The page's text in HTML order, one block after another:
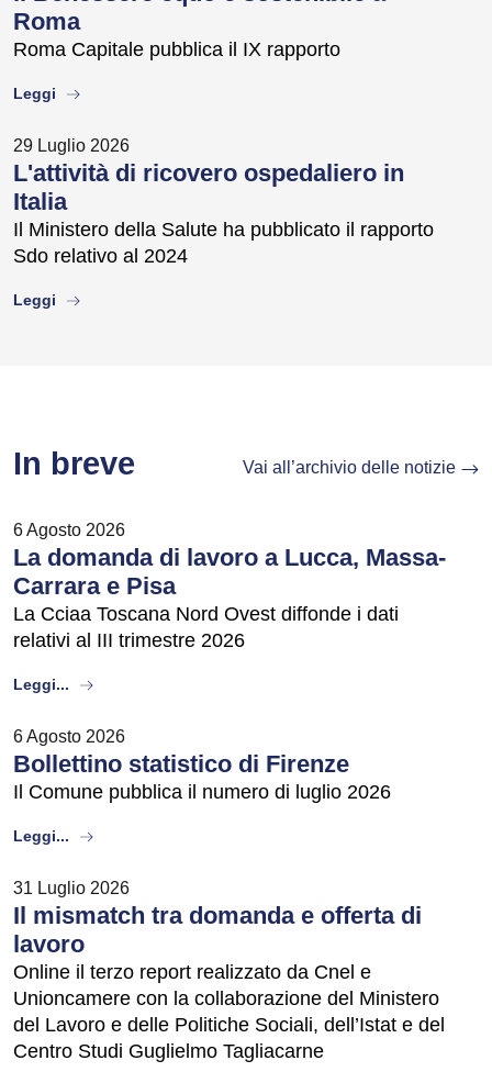
Roma
Roma Capitale pubblica il IX rapporto
Leggi about
29 Luglio 2026
L'attività di ricovero ospedaliero in
Italia
Il Ministero della Salute ha pubblicato il rapporto
Sdo relativo al 2024
Leggi about
In breve Vai all’archivio delle notizie
6 Agosto 2026
La domanda di lavoro a Lucca, Massa-
Carrara e Pisa
La Cciaa Toscana Nord Ovest diffonde i dati
relativi al III trimestre 2026
Leggi... about
6 Agosto 2026
Bollettino statistico di Firenze
Il Comune pubblica il numero di luglio 2026
Leggi... about
31 Luglio 2026
Il mismatch tra domanda e offerta di
lavoro
Online il terzo report realizzato da Cnel e
Unioncamere con la collaborazione del Ministero
del Lavoro e delle Politiche Sociali, dell’Istat e del
Centro Studi Guglielmo Tagliacarne